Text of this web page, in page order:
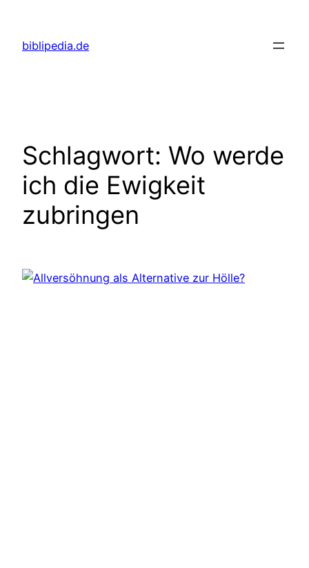
springen
biblipedia.de
Schlagwort: Wo werde
ich die Ewigkeit
zubringen